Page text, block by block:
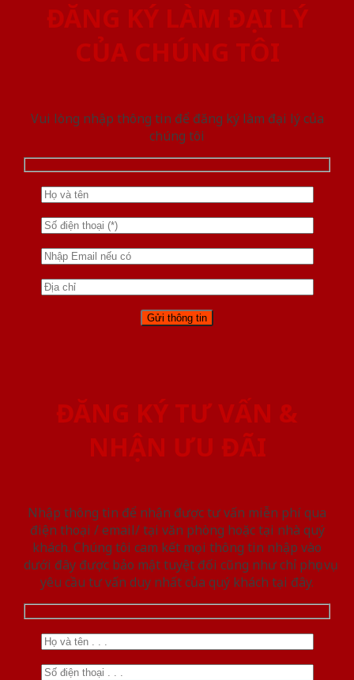
ĐĂNG KÝ LÀM ĐẠI LÝ
CỦA CHÚNG TÔI
Vui lòng nhập thông tin để đăng ký làm đại lý của
chúng tôi
ĐĂNG KÝ TƯ VẤN &
NHẬN ƯU ĐÃI
Nhập thông tin để nhận được tư vấn miễn phí qua
điện thoại / email/ tại văn phòng hoặc tại nhà quý
khách. Chúng tôi cam kết mọi thông tin nhập vào
dưới đây được bảo mật tuyệt đối cũng như chỉ phục vụ
yêu cầu tư vấn duy nhất của quý khách tại đây.